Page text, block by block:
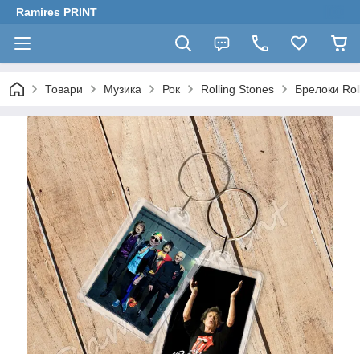
Ramires PRINT
Товари Музика Рок Rolling Stones Брелоки